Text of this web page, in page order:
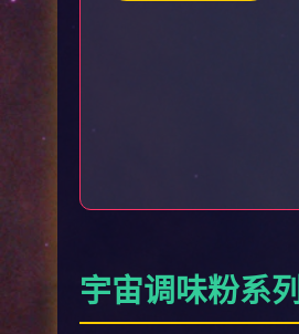
宇宙调味粉系列